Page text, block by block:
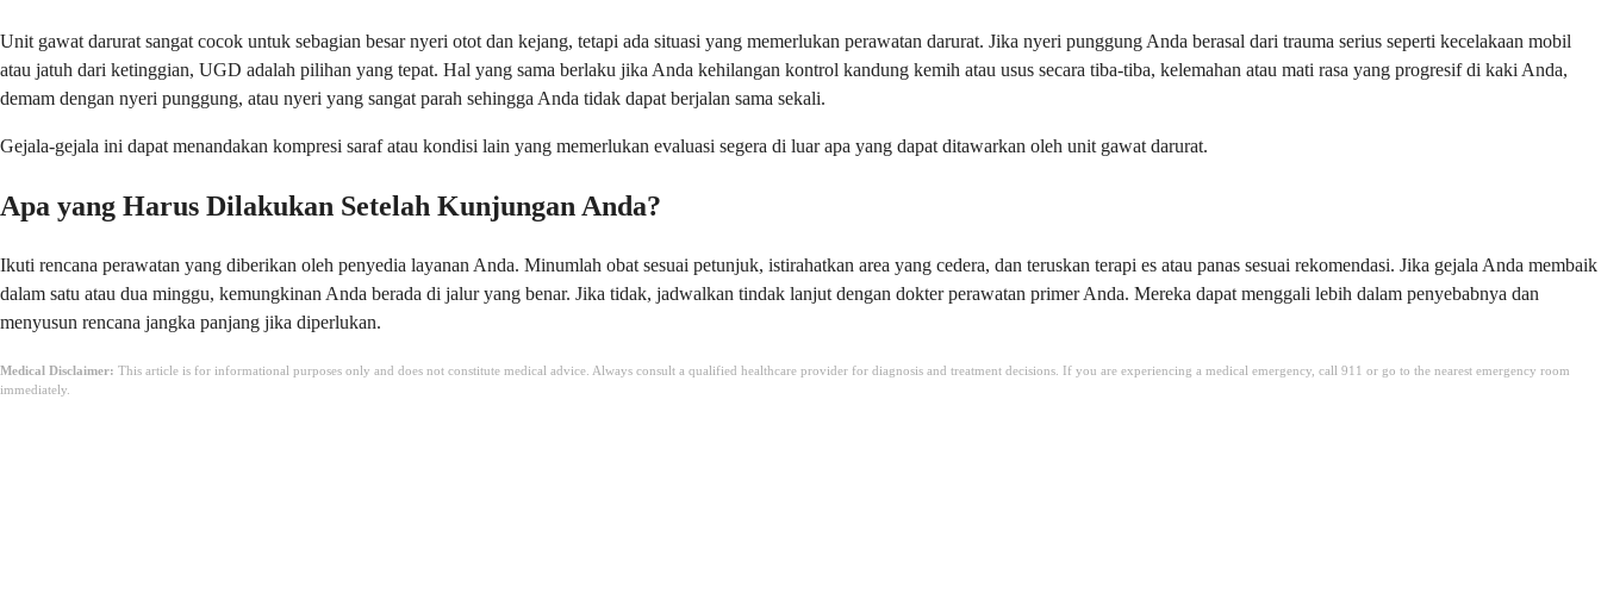
Unit gawat darurat sangat cocok untuk sebagian besar nyeri otot dan kejang, tetapi ada situasi yang memerlukan perawatan darurat. Jika nyeri punggung Anda berasal dari trauma serius seperti kecelakaan mobil
atau jatuh dari ketinggian, UGD adalah pilihan yang tepat. Hal yang sama berlaku jika Anda kehilangan kontrol kandung kemih atau usus secara tiba-tiba, kelemahan atau mati rasa yang progresif di kaki Anda,
demam dengan nyeri punggung, atau nyeri yang sangat parah sehingga Anda tidak dapat berjalan sama sekali.
Gejala-gejala ini dapat menandakan kompresi saraf atau kondisi lain yang memerlukan evaluasi segera di luar apa yang dapat ditawarkan oleh unit gawat darurat.
Apa yang Harus Dilakukan Setelah Kunjungan Anda?
Ikuti rencana perawatan yang diberikan oleh penyedia layanan Anda. Minumlah obat sesuai petunjuk, istirahatkan area yang cedera, dan teruskan terapi es atau panas sesuai rekomendasi. Jika gejala Anda membaik
dalam satu atau dua minggu, kemungkinan Anda berada di jalur yang benar. Jika tidak, jadwalkan tindak lanjut dengan dokter perawatan primer Anda. Mereka dapat menggali lebih dalam penyebabnya dan
menyusun rencana jangka panjang jika diperlukan.
Medical Disclaimer: This article is for informational purposes only and does not constitute medical advice. Always consult a qualified healthcare provider for diagnosis and treatment decisions. If you are experiencing a medical emergency, call 911 or go to the nearest emergency room
immediately.